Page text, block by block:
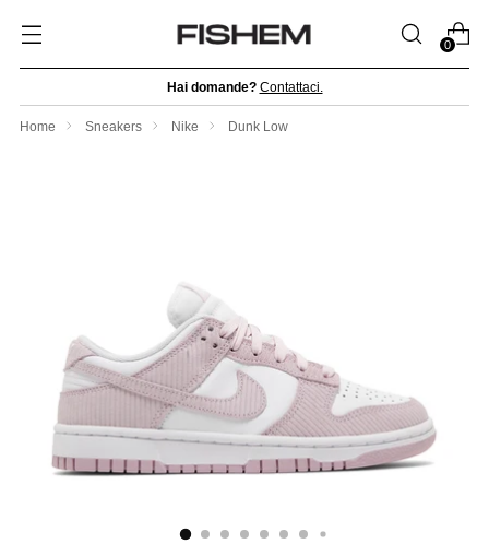
0
Hai domande? Contattaci.
Home Sneakers Nike Dunk Low